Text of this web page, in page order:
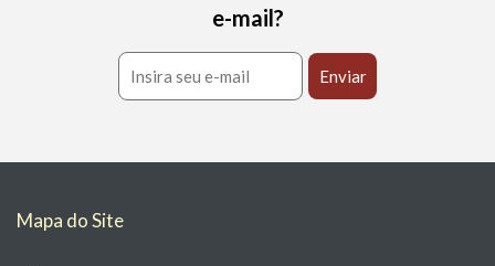
e-mail?
Mapa do Site